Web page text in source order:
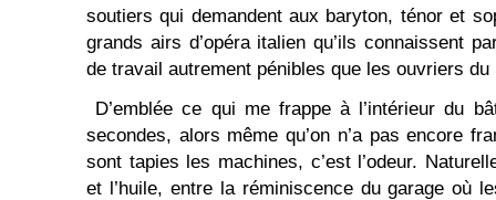
soutiers qui demandent aux baryton, ténor et
grands airs d’opéra italien qu’ils connaissent
de travail autrement pénibles que les ouvriers du
D’emblée ce qui me frappe à l’intérieur du
secondes, alors même qu’on n’a pas encore
sont tapies les machines, c’est l’odeur.
et l’huile, entre la réminiscence du garage où